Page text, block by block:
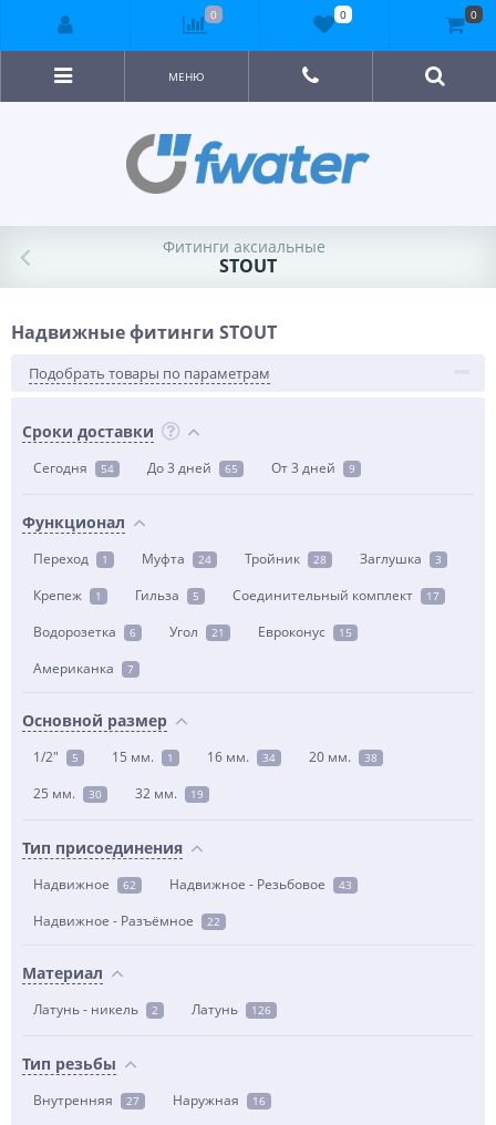
МЕНЮ
Фитинги аксиальные
STOUT
Надвижные фитинги STOUT
Подобрать товары по параметрам
Сроки доставки
Сегодня 54 До 3 дней 65 От 3 дней 9
Функционал
Переход 1 Муфта 24 Тройник 28 Заглушка 3
Крепеж 1 Гильза 5 Соединительный комплект 17
Водорозетка 6 Угол 21 Евроконус 15
Американка 7
Основной размер
1/2" 5 15 мм. 1 16 мм. 34 20 мм. 38
25 мм. 30 32 мм. 19
Тип присоединения
Надвижное 62 Надвижное - Резьбовое 43
Надвижное - Разъёмное 22
Материал
Латунь - никель 2 Латунь 126
Тип резьбы
Внутренняя 27 Наружная 16
0 0 0